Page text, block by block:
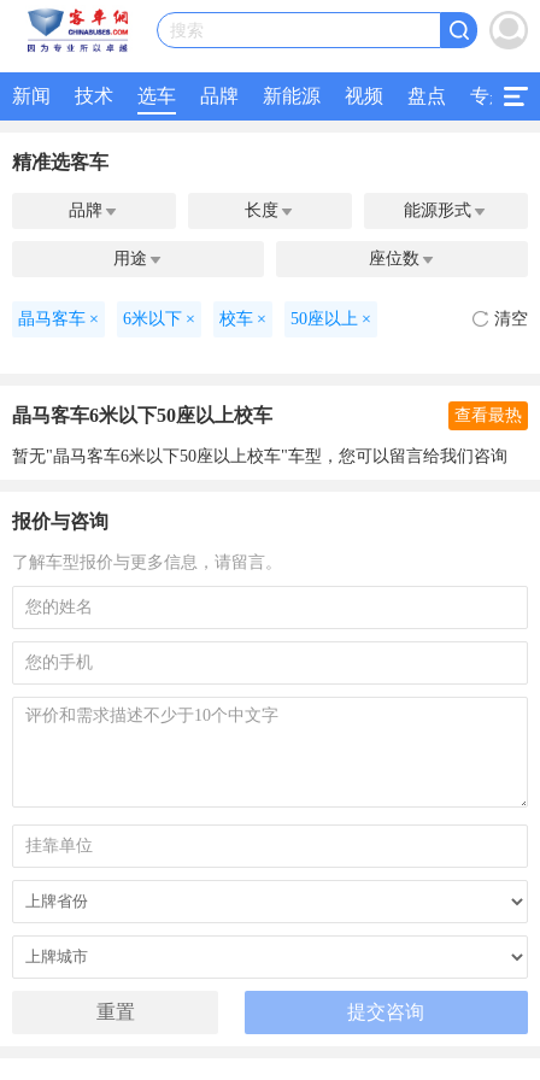
搜索
新闻 技术 选车 品牌 新能源 视频 盘点 专题
精准选客车
品牌  长度  能源形式 
用途  座位数 
晶马客车 × 6米以下 × 校车 × 50座以上 × 清空
晶马客车6米以下50座以上校车 查看最热
暂无"晶马客车6米以下50座以上校车"车型，您可以留言给我们咨询
报价与咨询
了解车型报价与更多信息，请留言。